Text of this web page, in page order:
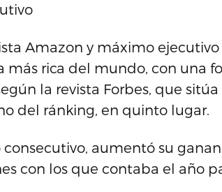
Amazon y máximo ejecutivo
más rica del mundo, con una
la revista Forbes, que sitúa
del ránking, en quinto lugar.
aumentó su
con los que contaba el año